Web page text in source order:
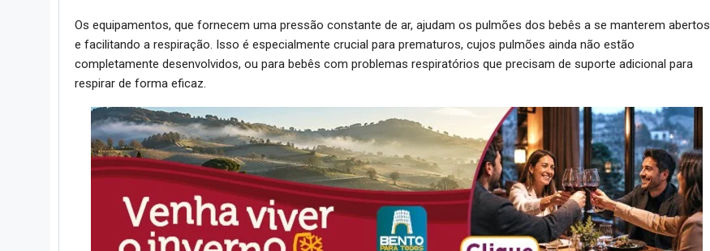
Os equipamentos, que fornecem uma pressão constante de ar, ajudam os pulmões dos bebês a se manterem abertos
e facilitando a respiração. Isso é especialmente crucial para prematuros, cujos pulmões ainda não estão
completamente desenvolvidos, ou para bebês com problemas respiratórios que precisam de suporte adicional para
respirar de forma eficaz.